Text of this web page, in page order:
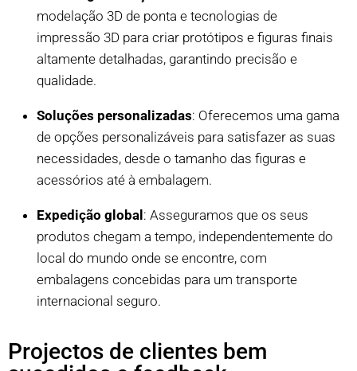
modelação 3D de ponta e tecnologias de
impressão 3D para criar protótipos e figuras finais
altamente detalhadas, garantindo precisão e
qualidade.
Soluções personalizadas: Oferecemos uma gama
de opções personalizáveis para satisfazer as suas
necessidades, desde o tamanho das figuras e
acessórios até à embalagem.
Expedição global : Asseguramos que os seus
produtos chegam a tempo, independentemente do
local do mundo onde se encontre, com
embalagens concebidas para um transporte
internacional seguro.
Projectos de clientes bem